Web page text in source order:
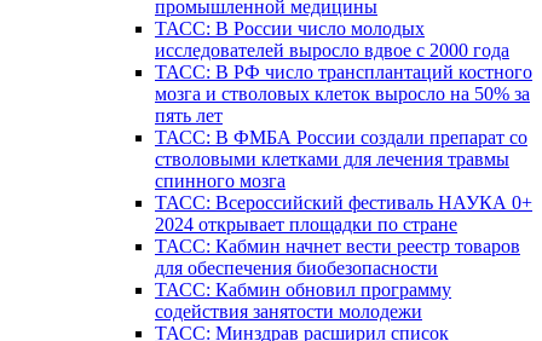
промышленной медицины
ТАСС: В России число молодых
исследователей выросло вдвое с 2000 года
ТАСС: В РФ число трансплантаций костного
мозга и стволовых клеток выросло на 50% за
пять лет
ТАСС: В ФМБА России создали препарат со
стволовыми клетками для лечения травмы
спинного мозга
ТАСС: Всероссийский фестиваль НАУКА 0+
2024 открывает площадки по стране
ТАСС: Кабмин начнет вести реестр товаров
для обеспечения биобезопасности
ТАСС: Кабмин обновил программу
содействия занятости молодежи
ТАСС: Минздрав расширил список